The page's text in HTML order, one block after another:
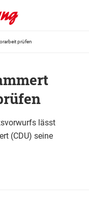
prüfen
lässt
(CDU) seine